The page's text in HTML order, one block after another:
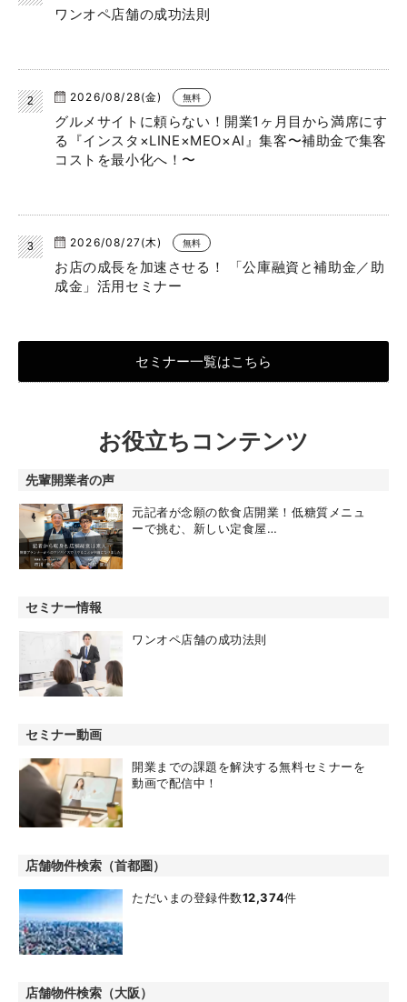
ワンオペ店舗の成功法則
2026/08/28(金) 無料
グルメサイトに頼らない！開業1ヶ月目から満席にす
る『インスタ×LINE×MEO×AI』集客〜補助金で集客
コストを最小化へ！〜
2026/08/27(木) 無料
お店の成長を加速させる！ 「公庫融資と補助金／助
成金」活用セミナー
セミナー一覧はこちら
お役立ちコンテンツ
先輩開業者の声
元記者が念願の飲食店開業！低糖質メニュ
ーで挑む、新しい定食屋…
セミナー情報
ワンオペ店舗の成功法則
セミナー動画
開業までの課題を解決する無料セミナーを
動画で配信中！
店舗物件検索（首都圏）
ただいまの登録件数12,374件
店舗物件検索（大阪）